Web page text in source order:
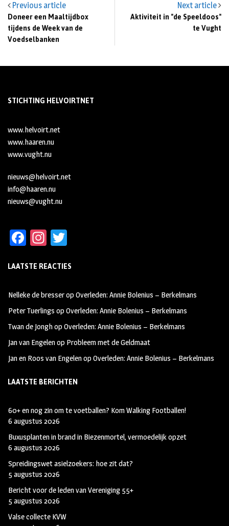
Previous article
Doneer een Maaltijdbox
tijdens de Week van de
Voedselbanken
Next article
Aktiviteit in "de Speeldoos"
te Vught
STICHTING HELVOIRTNET
www.helvoirt.net
www.haaren.nu
www.vught.nu
nieuws@helvoirt.net
info@haaren.nu
nieuws@vught.nu
Fa
b
oo
k
In
ag
m
tt
LAATSTE REACTIES
Nelleke de bresseropOverleden: Annie Bolenius – Berkelmans
Peter Tuerlings opOverleden: Annie Bolenius – Berkelmans
Twan de JonghopOverleden: Annie Bolenius – Berkelmans
Jan van Engelenop Probleem met de Geldmaat
Jan en Roos van EngelenopOverleden: Annie Bolenius – Berkelmans
LAATSTE BERICHTEN
60+ en nog zin om te voetballen? Kom Walking Footballen!
6 augustus 2026
Buxusplanten in brand in Biezenmortel, vermoedelijk opzet
6 augustus 2026
Spreidingswet asielzoekers: hoe zit dat?
5 augustus 2026
Bericht voor de leden van Vereniging 55+
5 augustus 2026
Valse collecte KVW